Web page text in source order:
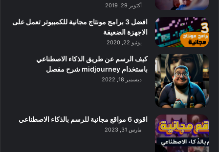
أكتوبر 29, 2019
افضل 3 برامج مونتاج مجانية للكمبيوتر تعمل على
الاجهزة الضعيفة
يونيو 22, 2020
كيف الرسم عن طريق الذكاء الاصطناعي
باستخدام midjourney شرح مفصل
ديسمبر 18, 2022
اقوي 6 مواقع مجانية للرسم بالذكاء الاصطناعي
مارس 31, 2023